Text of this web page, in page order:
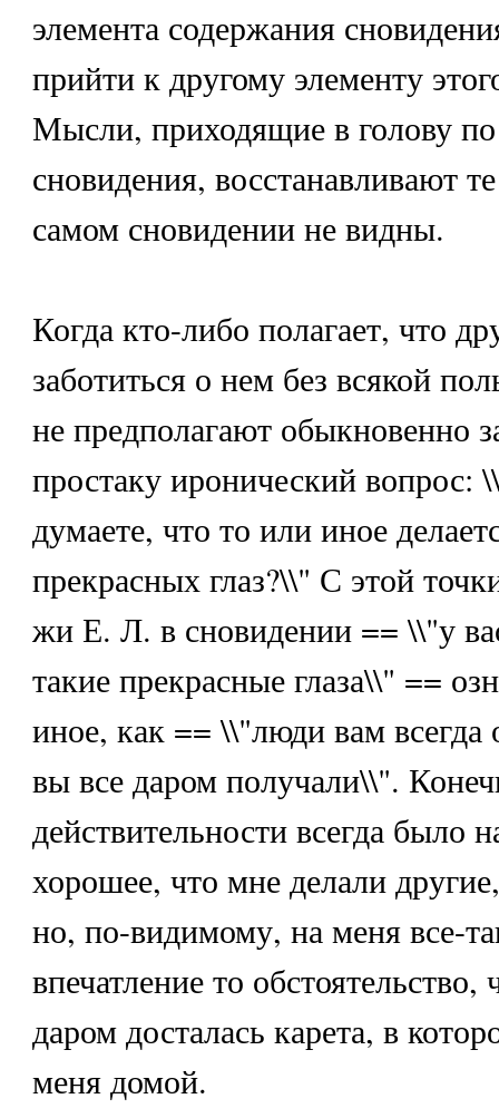
элемента содержания
прийти к другому элементу
Мысли, приходящие в голову
сновидения, восстанавливают
самом сновидении не видны.
Когда кто-либо полагает, что
заботиться о нем без всякой
не предполагают обыкновенно
простаку иронический вопрос:
думаете, что то или иное
прекрасных глаз?\\" С этой
жи Е. Л. в сновидении == \\"у
такие прекрасные глаза\\" ==
иное, как == \\"люди вам всегда
вы все даром получали\\".
действительности всегда было
хорошее, что мне делали
но, по-видимому, на меня все-
впечатление то обстоятельство,
даром досталась карета, в
меня домой.